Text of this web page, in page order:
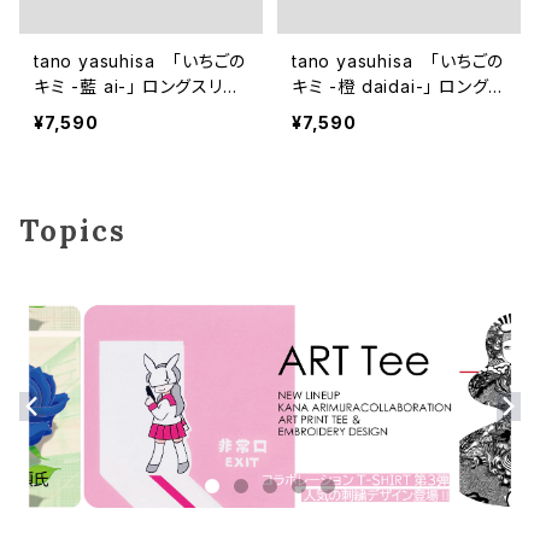
tano yasuhisa 「いちごの
キミ -藍 ai-」 ロングスリー
ブTシャツ
¥7,590
tano yasuhisa 「いちごの
キミ -橙 daidai-」 ロングス
リーブTシャツ
¥7,590
Topics